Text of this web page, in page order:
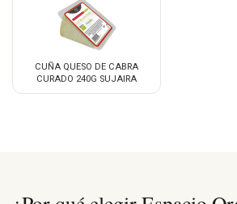
CUÑA QUESO DE CABRA
CURADO 240G SUJAIRA